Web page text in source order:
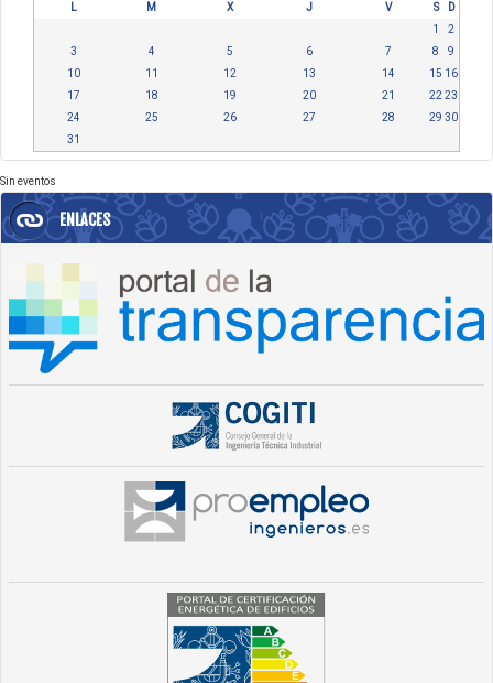
L
M X J V S
D
1
2
3
4 5 6 7 8
9
10
11 12 13 14 15 16
17
18 19 20 21 22 23
24
25 26 27 28 29 30
31
Sin eventos
ENLACES